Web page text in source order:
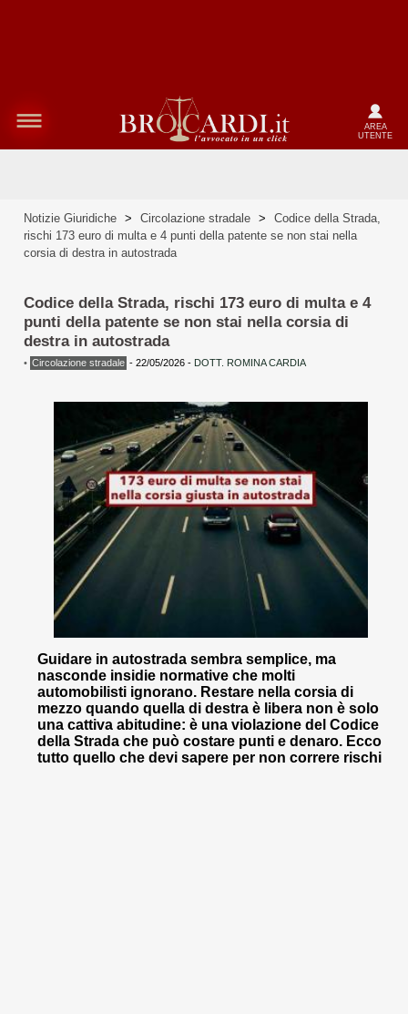
AREA
UTENTE
Notizie Giuridiche > Circolazione stradale >
Codice della Strada,
rischi 173 euro di multa e 4 punti della patente se non stai nella
corsia di destra in autostrada
Codice della Strada, rischi 173 euro di multa e 4
punti della patente se non stai nella corsia di
destra in autostrada
• Circolazione stradale - 22/05/2026 - DOTT. ROMINA CARDIA
Guidare in autostrada sembra semplice, ma
nasconde insidie normative che molti
automobilisti ignorano. Restare nella corsia di
mezzo quando quella di destra è libera non è solo
una cattiva abitudine: è una violazione del Codice
della Strada che può costare punti e denaro. Ecco
tutto quello che devi sapere per non correre rischi